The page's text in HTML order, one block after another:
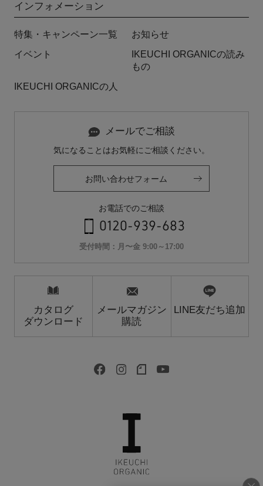
インフォメーション
特集・キャンペーン一覧 お知らせ
イベント
IKEUCHI ORGANICの読み
もの
IKEUCHI ORGANICの人
メールでご相談
気になることはお気軽にご相談ください。
お問い合わせフォーム
お電話でのご相談
0120-939-683
受付時間：月〜金 9:00～17:00
カタログ
ダウンロード
メールマガジン
購読
LINE友だち追加